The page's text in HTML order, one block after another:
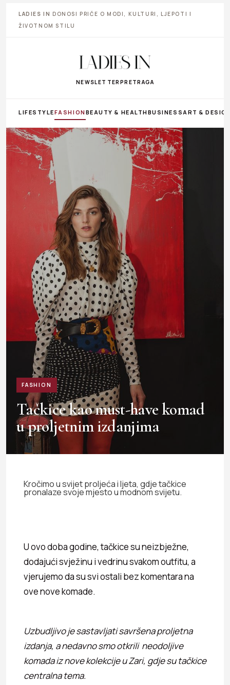
LADIES IN DONOSI PRIČE O MODI, KULTURI, LJEPOTI I
ŽIVOTNOM STILU
NEWSLETTER PRETRAGA
LIFESTYLEFASHIONBEAUTY & HEALTHBUSINESS ART &
FASHION
Tačkice kao must-have komad
u proljetnim izdanjima
Kročimo u svijet proljeća i ljeta, gdje tačkice
pronalaze svoje mjesto u modnom svijetu.
U ovo doba godine, tačkice su neizbježne,
dodajući svježinu i vedrinu svakom outfitu, a
vjerujemo da su svi ostali bez komentara na
ove nove komade.
Uzbudljivo je sastavljati savršena proljetna
izdanja, a nedavno smo otkrili neodoljive
komada iz nove kolekcije u Zari, gdje su tačkice
centralna tema.